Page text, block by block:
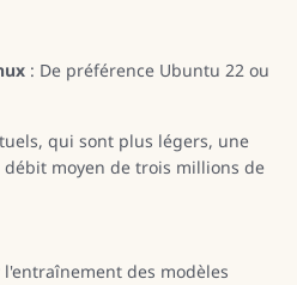
: De préférence Ubuntu 22 ou
qui sont plus légers, une
moyen de trois millions de
des modèles